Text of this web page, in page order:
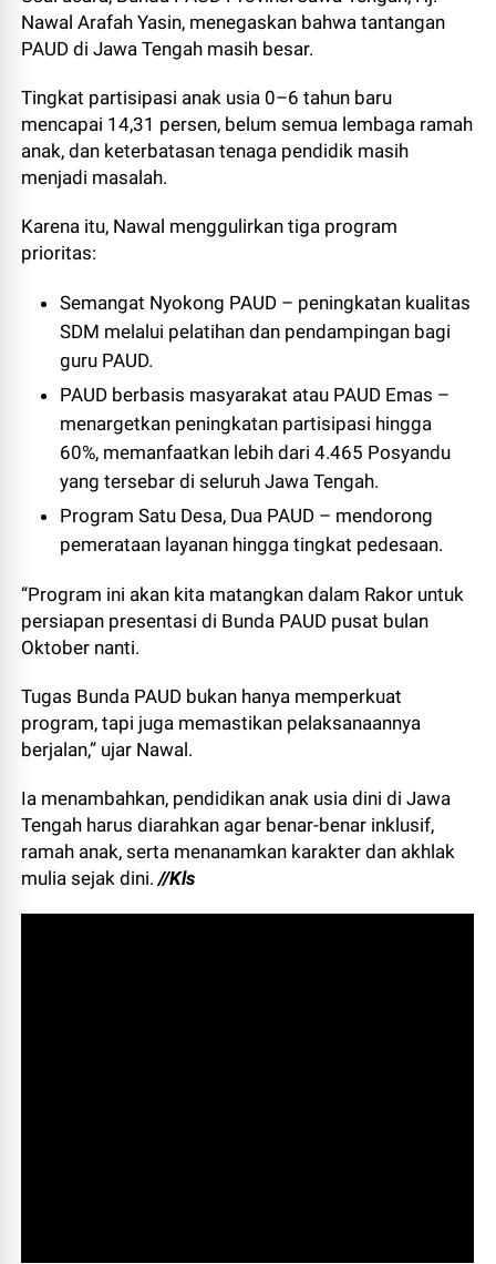
Nawal Arafah Yasin, menegaskan bahwa tantangan
PAUD di Jawa Tengah masih besar.
Tingkat partisipasi anak usia 0–6 tahun baru
mencapai 14,31 persen, belum semua lembaga ramah
anak, dan keterbatasan tenaga pendidik masih
menjadi masalah.
Karena itu, Nawal menggulirkan tiga program
prioritas:
Semangat Nyokong PAUD – peningkatan kualitas
SDM melalui pelatihan dan pendampingan bagi
guru PAUD.
PAUD berbasis masyarakat atau PAUD Emas –
menargetkan peningkatan partisipasi hingga
60%, memanfaatkan lebih dari 4.465 Posyandu
yang tersebar di seluruh Jawa Tengah.
Program Satu Desa, Dua PAUD – mendorong
pemerataan layanan hingga tingkat pedesaan.
“Program ini akan kita matangkan dalam Rakor untuk
persiapan presentasi di Bunda PAUD pusat bulan
Oktober nanti.
Tugas Bunda PAUD bukan hanya memperkuat
program, tapi juga memastikan pelaksanaannya
berjalan,” ujar Nawal.
Ia menambahkan, pendidikan anak usia dini di Jawa
Tengah harus diarahkan agar benar-benar inklusif,
ramah anak, serta menanamkan karakter dan akhlak
mulia sejak dini. //Kls